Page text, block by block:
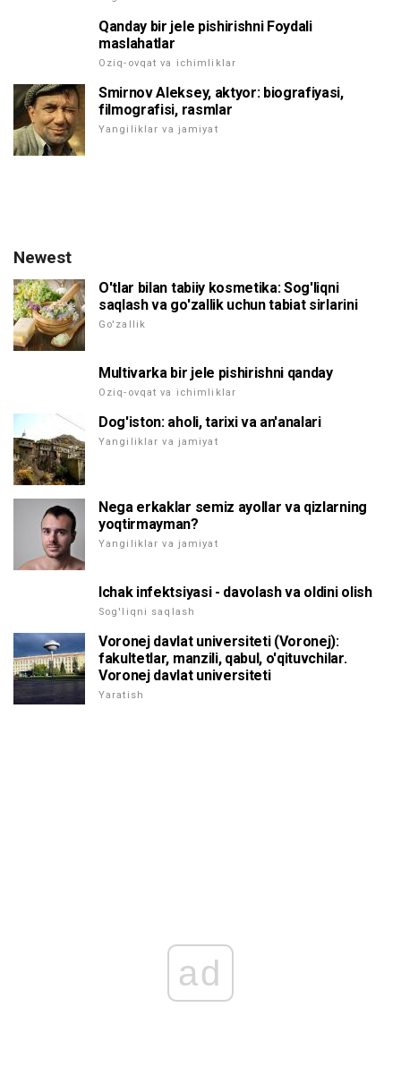
Qanday bir jele pishirishni Foydali
maslahatlar
Oziq-ovqat va ichimliklar
Smirnov Aleksey, aktyor: biografiyasi,
filmografisi, rasmlar
Yangiliklar va jamiyat
Newest
O'tlar bilan tabiiy kosmetika: Sog'liqni
saqlash va go'zallik uchun tabiat sirlarini
Go'zallik
Multivarka bir jele pishirishni qanday
Oziq-ovqat va ichimliklar
Dog'iston: aholi, tarixi va an'analari
Yangiliklar va jamiyat
Nega erkaklar semiz ayollar va qizlarning
yoqtirmayman?
Yangiliklar va jamiyat
Ichak infektsiyasi - davolash va oldini olish
Sog'liqni saqlash
Voronej davlat universiteti (Voronej):
fakultetlar, manzili, qabul, o'qituvchilar.
Voronej davlat universiteti
Yaratish
ad